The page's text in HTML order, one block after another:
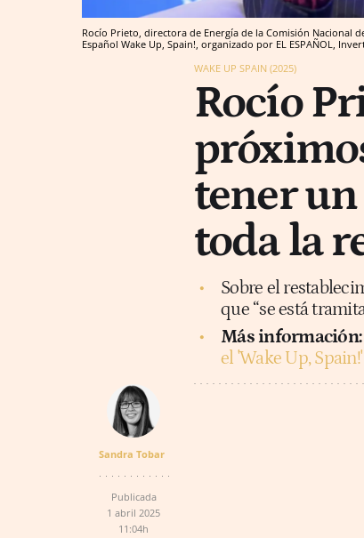
Rocío Prieto, directora de Energía de la Comisión Nacional
Español Wake Up, Spain!, organizado por EL ESPAÑOL,
WAKE UP SPAIN (2025)
Rocío
tener
toda la
Sobre el
que “se está
Más información:
el 'Wake Up,
Sandra Tobar
Publicada
1 abril 2025
11:04h